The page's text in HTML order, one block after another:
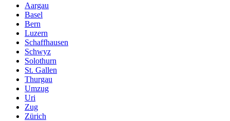
Aargau
Basel
Bern
Luzern
Schaffhausen
Schwyz
Solothurn
St. Gallen
Thurgau
Umzug
Uri
Zug
Zürich